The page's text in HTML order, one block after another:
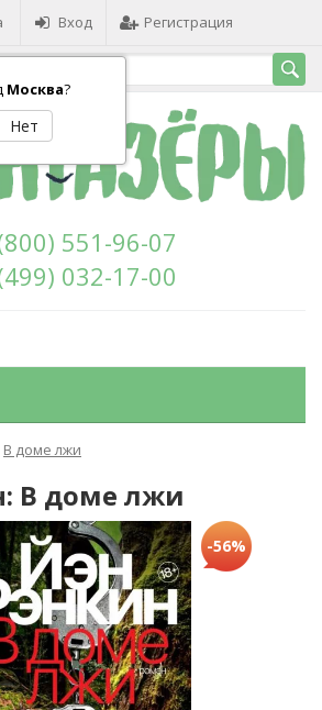
Москва?
Вход Регистрация
551-96-07
032-17-00
В доме лжи
В доме лжи
-56%